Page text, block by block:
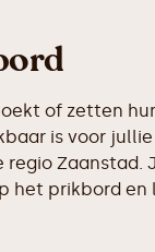
of zetten
is voor
het prikbord